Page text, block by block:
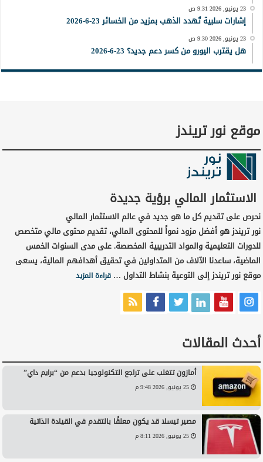
23 يونيو, 2026 9:31 ص
إشارات سلبية تُهدد الذهب بمزيد من الخسائر 23-6-2026
23 يونيو, 2026 9:30 ص
هل يقترب اليورو من كسر دعم جديد؟ 23-6-2026
موقع نور تريندز
الاستثمار المالي برؤية جديدة
نحرص على تقديم كل ما هو جديد في عالم الاستثمار المالي
نور تريندز هو أفضل مزود نمواً للمحتوى المالي، تقديم محتوى مالي متخصص
للدورات التعليمية والمواد التدريبية المخصصة. على مدى السنوات الخمس
الماضية، ساعدنا الآلاف من المتداولين في تحقيق أهدافهم المالية، يسعى
موقع نور تريندز إلى التوعية بنشاط التداول …قراءة المزيد
أحدث المقالات
أمازون تتغلب على تراجع التكنولوجيا بدعم من “برايم داي”
25 يونيو, 2026 9:48 م
مصير تيسلا قد يكون معلقًا بالتقدم في القيادة الذاتية
25 يونيو, 2026 8:11 م